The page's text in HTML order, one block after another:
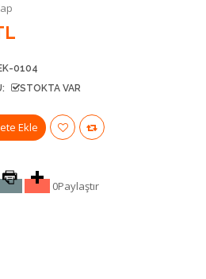
0104
STOKTA VAR
0Paylaştır